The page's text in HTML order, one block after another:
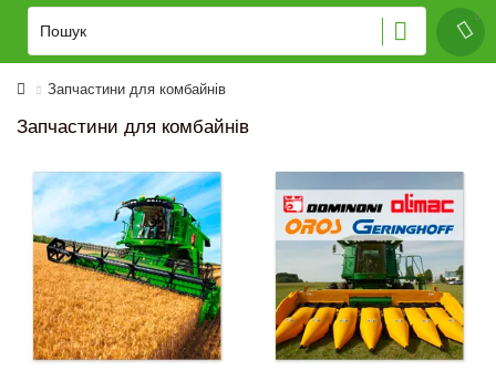
Запчастини для комбайнів
Запчастини для комбайнів